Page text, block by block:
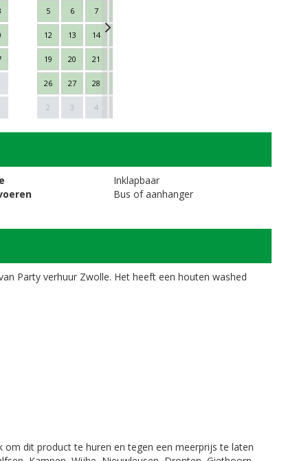
5 6 7
12 13 14
19 20 21
26 27 28
2 3 4
Next
Inklapbaar
Bus of aanhanger
Party verhuur Zwolle. Het heeft een houten washed
dit product te huren en tegen een meerprijs te laten